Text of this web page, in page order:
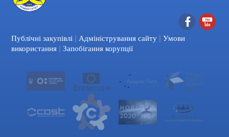
Facebook
Публічні закупівлі | Адміністрування сайту | Умови
використання | Запобігання корупції